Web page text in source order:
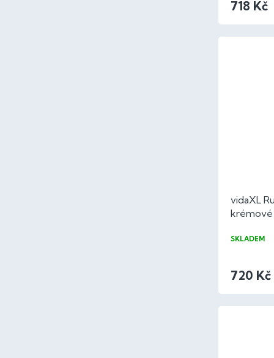
718 Kč
vidaXL
krémové
SKLADEM
720 Kč